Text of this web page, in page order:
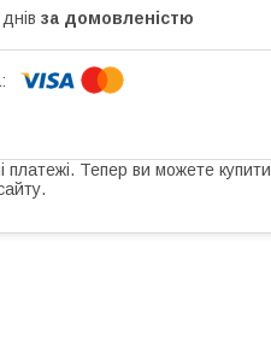
за домовленістю
платежі. Тепер ви можете купити